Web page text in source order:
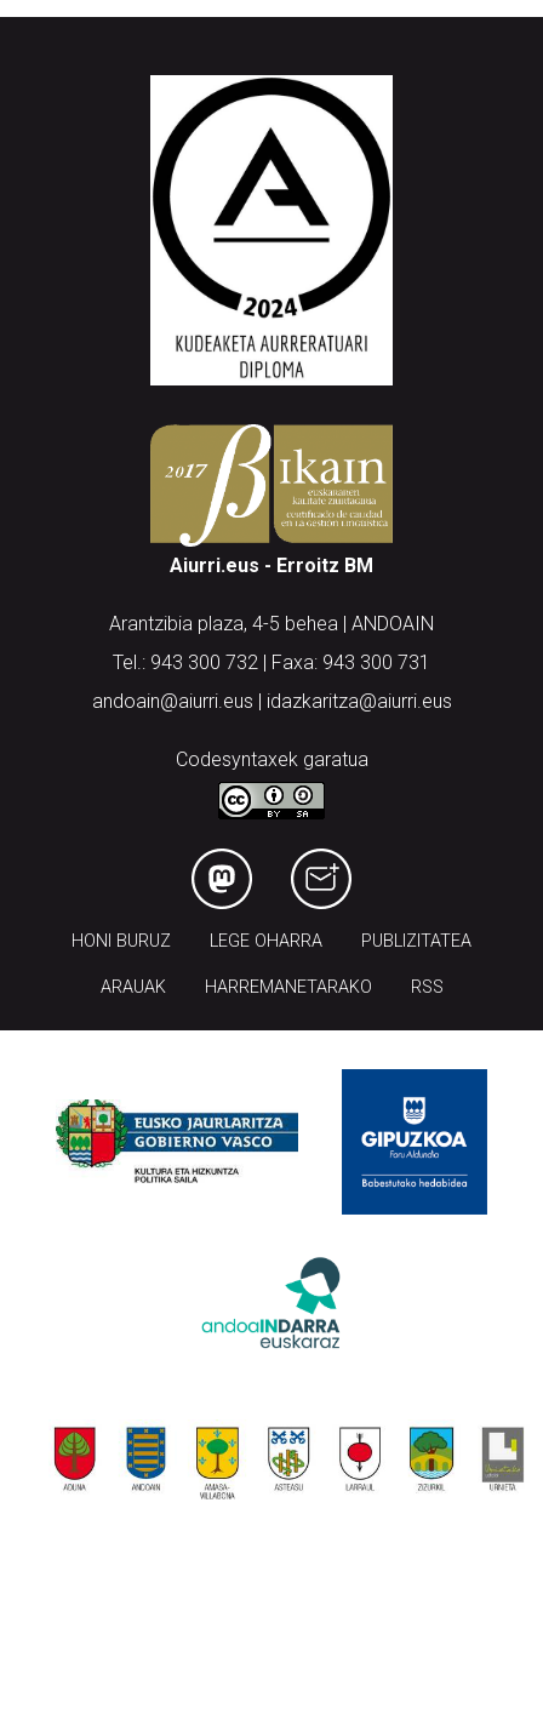
Aiurri.eus - Erroitz BM
Arantzibia plaza, 4-5 behea | ANDOAIN
Tel.: 943 300 732 | Faxa: 943 300 731
andoain@aiurri.eus | idazkaritza@aiurri.eus
Codesyntaxek garatua
HONI BURUZ LEGE OHARRA PUBLIZITATEA
ARAUAK HARREMANETARAKO RSS